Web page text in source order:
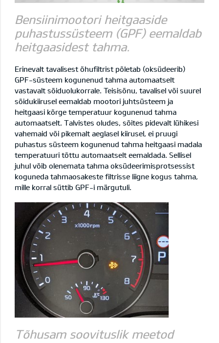
Bensiinimootori heitgaaside
puhastussüsteem (GPF) eemaldab
heitgaasidest tahma.
Erinevalt tavalisest õhufiltrist põletab (oksüdeerib)
GPF-süsteem kogunenud tahma automaatselt
vastavalt sõiduolukorrale. Teisisõnu, tavalisel või suurel
sõidukiirusel eemaldab mootori juhtsüsteem ja
heitgaasi kõrge temperatuur kogunenud tahma
automaatselt. Talvistes oludes, sõites pidevalt lühikesi
vahemaid või pikemalt aeglasel kiirusel, ei pruugi
puhastus süsteem kogunenud tahma heitgaasi madala
temperatuuri tõttu automaatselt eemaldada. Sellisel
juhul võib olenemata tahma oksüdeerimisprotsessist
koguneda tahmaosakeste filtrisse liigne kogus tahma,
mille korral süttib GPF-i märgutuli.
Tõhusam soovituslik meetod